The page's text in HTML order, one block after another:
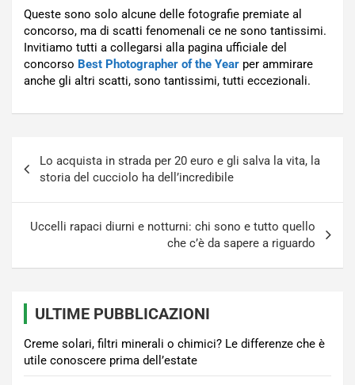
Queste sono solo alcune delle fotografie premiate al
concorso, ma di scatti fenomenali ce ne sono tantissimi.
Invitiamo tutti a collegarsi alla pagina ufficiale del
concorso Best Photographer of the Year per ammirare
anche gli altri scatti, sono tantissimi, tutti eccezionali.
articoli
Lo acquista in strada per 20 euro e gli salva la vita, la
storia del cucciolo ha dell’incredibile
Uccelli rapaci diurni e notturni: chi sono e tutto quello
che c’è da sapere a riguardo
ULTIME PUBBLICAZIONI
Creme solari, filtri minerali o chimici? Le differenze che è
utile conoscere prima dell’estate